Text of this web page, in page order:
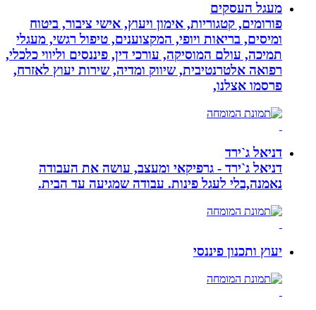
מעגל העסקים
פורומים, קטגוריות, אימון ויעוץ, אישי ציבור, ביטוח
ומיסים, בריאות ויופי, המקצוענים, טיפול רגשי, מעגלי
תמיכה, עולם המוסיקה, עורכי דין, פיננסים וליווי כלכלי,
רפואה אלטרנטיבית, שיווק ומדיה, שירות יעוץ לאזרח,
פרסמו אצלנו,
דניאל ג`ירד
דניאל ג`ירד - גרפיקאי ומעצב, עושה את העבודה
נאמנה,בלי לעגל פינות. עבודה שמגיעה עד הבית.
יעוץ ותכנון פיננסי